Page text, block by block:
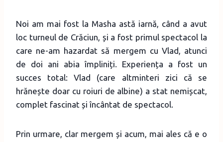
Noi am mai fost la Masha astă iarnă, când a avut
loc turneul de Crăciun, și a fost primul spectacol la
care ne-am hazardat să mergem cu Vlad, atunci
de doi ani abia împliniți. Experiența a fost un
succes total: Vlad (care altminteri zici că se
hrănește doar cu roiuri de albine) a stat nemișcat,
complet fascinat și încântat de spectacol.
Prin urmare, clar mergem și acum, mai ales că e o